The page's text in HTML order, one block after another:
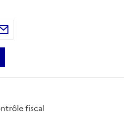
Twittersur LinkedIn
fiscal